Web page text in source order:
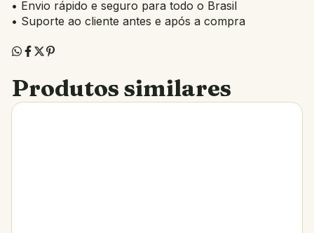
• Envio rápido e seguro para todo o Brasil
• Suporte ao cliente antes e após a compra
Produtos similares